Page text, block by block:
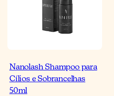
Nanolash Shampoo para
Cílios e Sobrancelhas
50ml